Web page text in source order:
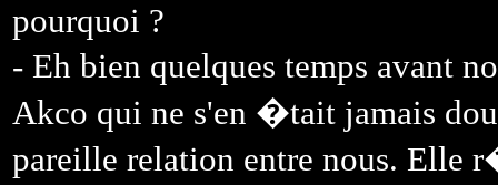
pourquoi ?
- Eh bien quelques temps avant
Akco qui ne s'en �tait jamais
pareille relation entre nous. Elle